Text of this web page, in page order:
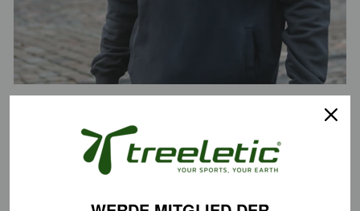
Natur oder beim Sport, mit einem Hoodie fühlen wir uns immer
wohl. Und eigentlich spielt es auch keine Rolle in welcher
Jahreszeit, Hoodie geht immer 😉